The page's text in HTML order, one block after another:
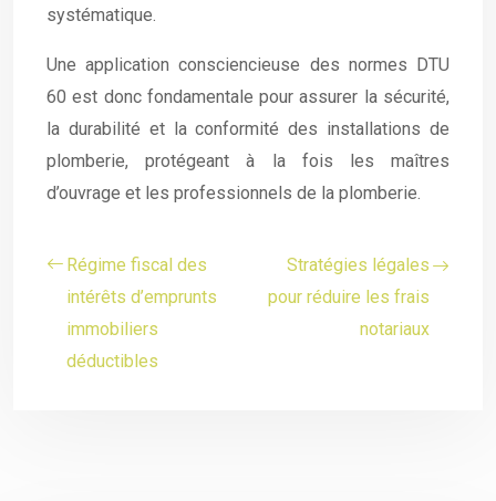
systématique.
Une application consciencieuse des normes DTU
60 est donc fondamentale pour assurer la sécurité,
la durabilité et la conformité des installations de
plomberie, protégeant à la fois les maîtres
d’ouvrage et les professionnels de la plomberie.
Régime fiscal des
intérêts d’emprunts
immobiliers
déductibles
Stratégies légales
pour réduire les frais
notariaux